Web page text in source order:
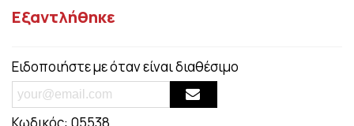
Εξαντλήθηκε
Ειδοποιήστε με όταν είναι διαθέσιμο